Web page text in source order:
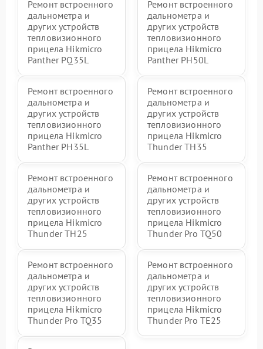
Ремонт встроенного
дальнометра и
других устройств
тепловизионного
прицела Hikmicro
Panther PQ35L
Ремонт встроенного
дальнометра и
других устройств
тепловизионного
прицела Hikmicro
Panther PH50L
Ремонт встроенного
дальнометра и
других устройств
тепловизионного
прицела Hikmicro
Panther PH35L
Ремонт встроенного
дальнометра и
других устройств
тепловизионного
прицела Hikmicro
Thunder TH35
Ремонт встроенного
дальнометра и
других устройств
тепловизионного
прицела Hikmicro
Thunder TH25
Ремонт встроенного
дальнометра и
других устройств
тепловизионного
прицела Hikmicro
Thunder Pro TQ50
Ремонт встроенного
дальнометра и
других устройств
тепловизионного
прицела Hikmicro
Thunder Pro TQ35
Ремонт встроенного
дальнометра и
других устройств
тепловизионного
прицела Hikmicro
Thunder Pro TE25